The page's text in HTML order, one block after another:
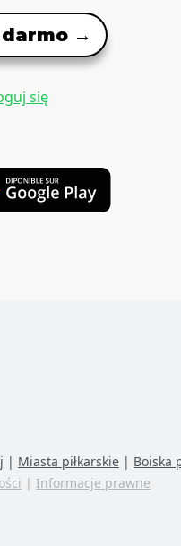
→
się
| Miasta piłkarskie | Boiska
| Informacje prawne